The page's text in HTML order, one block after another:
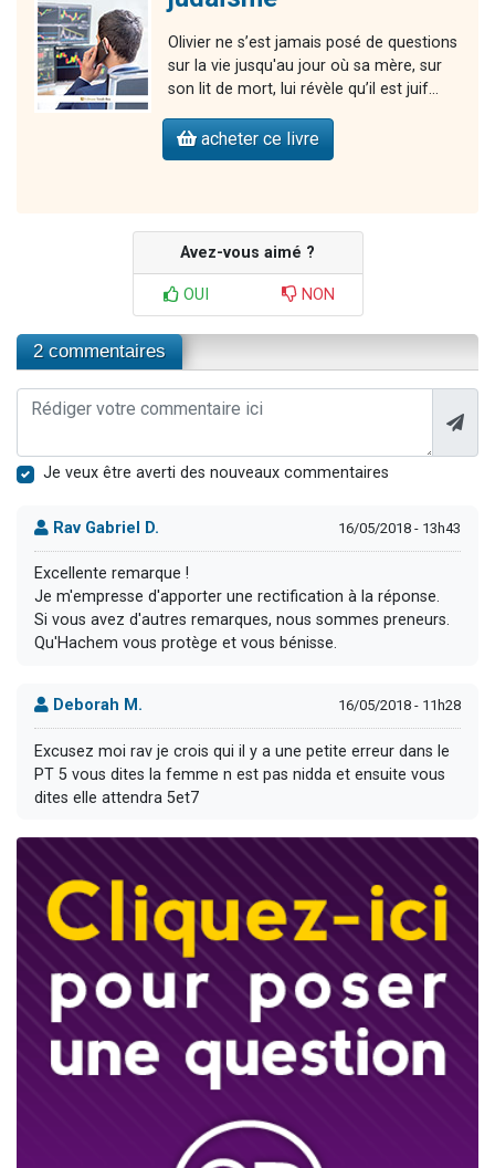
Olivier ne s’est jamais posé de questions
sur la vie jusqu'au jour où sa mère, sur
son lit de mort, lui révèle qu’il est juif...
acheter ce livre
Avez-vous aimé ?
OUI NON
2 commentaires
Je veux être averti des nouveaux commentaires
Rav Gabriel D. 16/05/2018 - 13h43
Excellente remarque !
Je m'empresse d'apporter une rectification à la réponse.
Si vous avez d'autres remarques, nous sommes preneurs.
Qu'Hachem vous protège et vous bénisse.
Deborah M. 16/05/2018 - 11h28
Excusez moi rav je crois qui il y a une petite erreur dans le
PT 5 vous dites la femme n est pas nidda et ensuite vous
dites elle attendra 5et7